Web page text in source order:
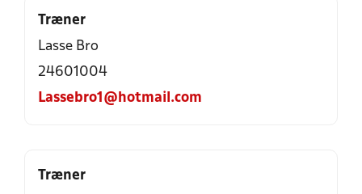
Træner
Lasse Bro
24601004
Lassebro1@hotmail.com
Træner